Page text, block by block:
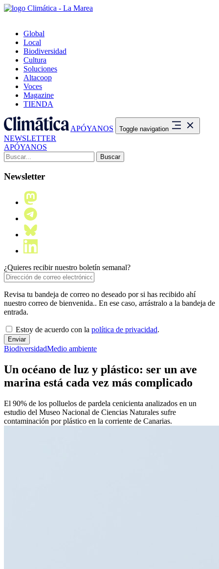
Global
Local
Biodiversidad
Cultura
Soluciones
Altacoop
Voces
Magazine
TIENDA
APÓYANOS Toggle navigation
NEWSLETTER
APÓYANOS
Buscar:
Newsletter
¿Quieres recibir nuestro boletín semanal?
Revisa tu bandeja de correo no deseado por si has recibido ahí
nuestro correo de bienvenida.. En ese caso, arrástralo a la bandeja de
entrada.
Estoy de acuerdo con la política de privacidad.
BiodiversidadMedio ambiente
Un océano de luz y plástico: ser un ave
marina está cada vez más complicado
El 90% de los polluelos de pardela cenicienta analizados en un
estudio del Museo Nacional de Ciencias Naturales sufre
contaminación por plástico en la corriente de Canarias.